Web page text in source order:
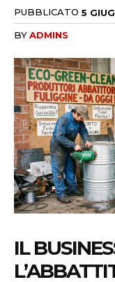
PUBBLICATO 5
BYADMINS
IL